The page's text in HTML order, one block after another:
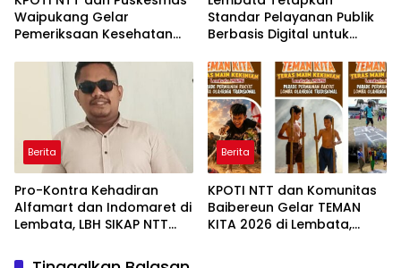
Waipukang Gelar
Pemeriksaan Kesehatan
Standar Pelayanan Publik
Berbasis Digital untuk
Perpustakaan
Berita
Pro-Kontra Kehadiran
Alfamart dan Indomaret di
Lembata, LBH SIKAP NTT
UMKM
Berita
KPOTI NTT dan Komunitas
Baibereun Gelar TEMAN
KITA 2026 di Lembata,